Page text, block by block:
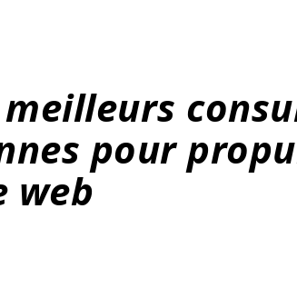
pour
web